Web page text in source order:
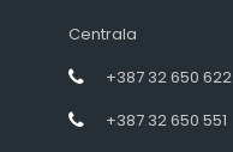
Centrala
+387 32 650 622
+387 32 650 551